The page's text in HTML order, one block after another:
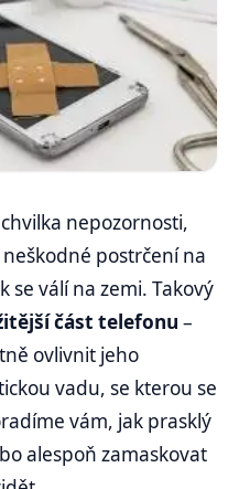
nepozornosti,
postrčení na
se válí na zemi. Takový
část telefonu –
ovlivnit jeho
vadu, se kterou se
vám, jak prasklý
alespoň zamaskovat